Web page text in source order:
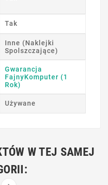
Tak
Inne (Naklejki
Spolszczające)
Gwarancja
FajnyKomputer (1
Rok)
Używane
W TEJ SAMEJ